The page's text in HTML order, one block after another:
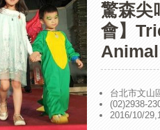
驚森尖
會】
台北市文山
(02)2938-
2016/10/